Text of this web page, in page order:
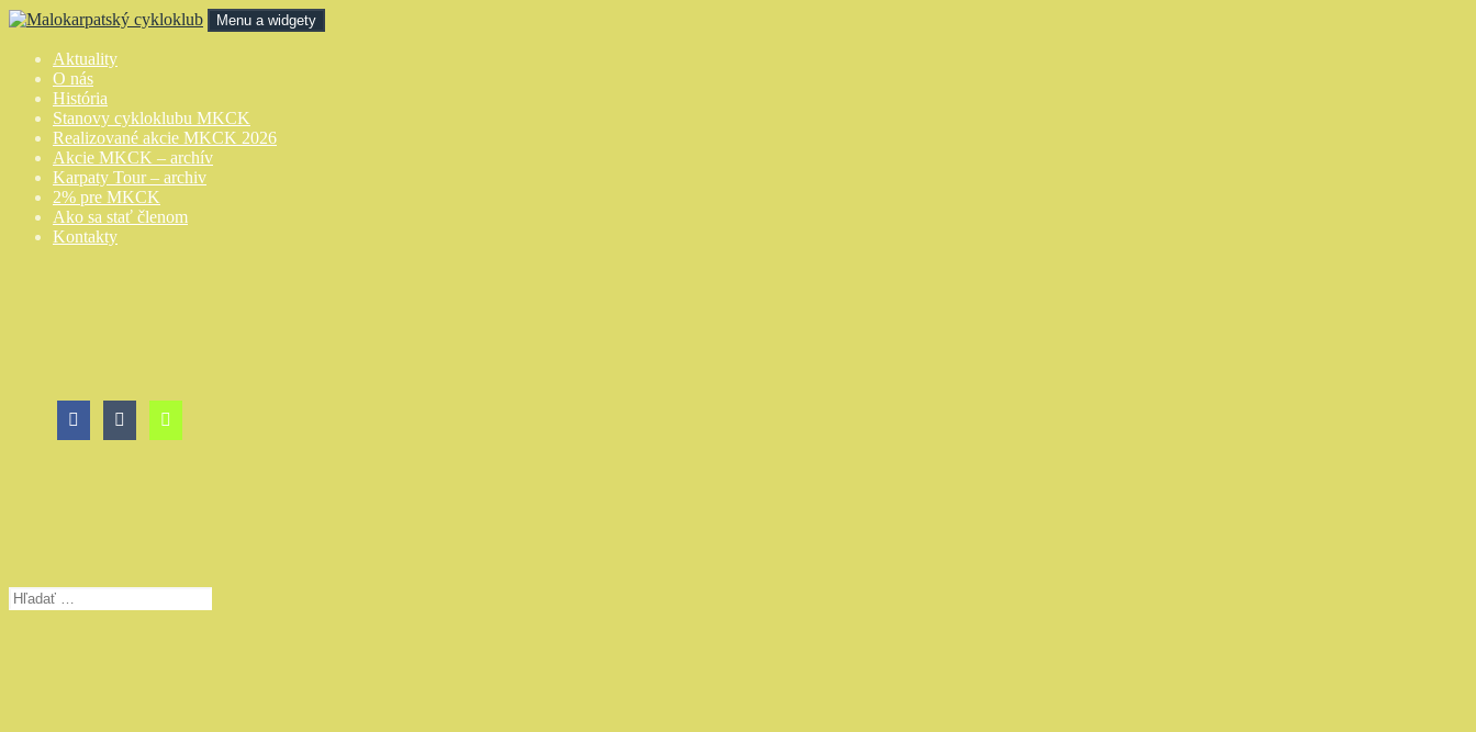
Preskočiť
obsah
Malokarpatský cykloklub
Menu a widgety
Aktuality
O nás
História
Stanovy cykloklubu MKCK
Realizované akcie MKCK 2026
Akcie MKCK – archív
Karpaty Tour – archiv
2% pre MKCK
Ako sa stať členom
Kontakty
Hľadať: